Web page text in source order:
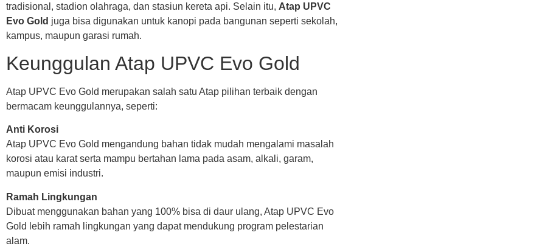
tradisional, stadion olahraga, dan stasiun kereta api. Selain itu, Atap UPVC
Evo Gold juga bisa digunakan untuk kanopi pada bangunan seperti sekolah,
kampus, maupun garasi rumah.
Keunggulan Atap UPVC Evo Gold
Atap UPVC Evo Gold merupakan salah satu Atap pilihan terbaik dengan
bermacam keunggulannya, seperti:
Anti Korosi
Atap UPVC Evo Gold mengandung bahan tidak mudah mengalami masalah
korosi atau karat serta mampu bertahan lama pada asam, alkali, garam,
maupun emisi industri.
Ramah Lingkungan
Dibuat menggunakan bahan yang 100% bisa di daur ulang, Atap UPVC Evo
Gold lebih ramah lingkungan yang dapat mendukung program pelestarian
alam.